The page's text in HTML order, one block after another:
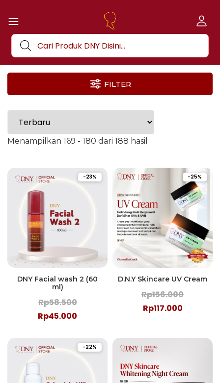
FILTER
Menampilkan 169 - 180 dari 188 hasil
-23%
DNY Facial wash 2 (60
ml)
Rp58.500
Rp45.000
-25%
D.N.Y Skincare UV Cream
Rp156.000
Rp117.000
-22%